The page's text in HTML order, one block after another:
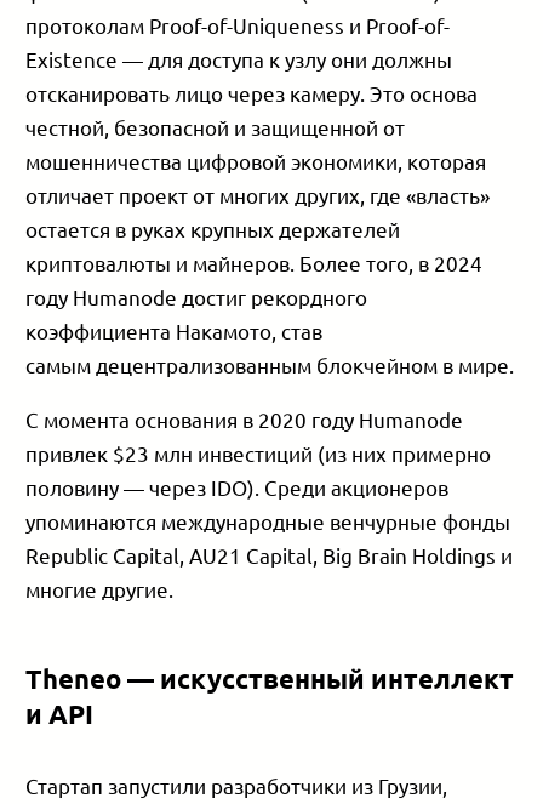
протоколам Proof-of-Uniqueness и Proof-of-
Existence — для доступа к узлу они должны
отсканировать лицо через камеру. Это основа
честной, безопасной и защищенной от
мошенничества цифровой экономики, которая
отличает проект от многих других, где «власть»
остается в руках крупных держателей
криптовалюты и майнеров. Более того, в 2024
году Humanode достиг рекордного
коэффициента Накамото, став
самым децентрализованным блокчейном в мире.
С момента основания в 2020 году Humanode
привлек $23 млн инвестиций (из них примерно
половину — через IDO). Среди акционеров
упоминаются международные венчурные фонды
Republic Capital, AU21 Capital, Big Brain Holdings и
многие другие.
Theneo — искусственный интеллект
и API
Стартап запустили разработчики из Грузии,